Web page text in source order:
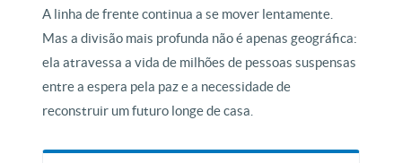
A linha de frente continua a se mover lentamente.
Mas a divisão mais profunda não é apenas geográfica:
ela atravessa a vida de milhões de pessoas suspensas
entre a espera pela paz e a necessidade de
reconstruir um futuro longe de casa.